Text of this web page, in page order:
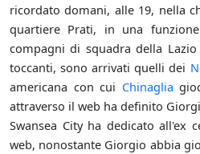
ricordato domani, alle 19, nella
quartiere Prati, in una
compagni di squadra della
toccanti, sono arrivati quelli dei
americana con cui Chinaglia
attraverso il web ha definito
Swansea City ha dedicato all'ex
web, nonostante Giorgio abbia